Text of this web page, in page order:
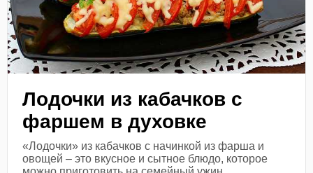
Лодочки из кабачков с
фаршем в духовке
«Лодочки» из кабачков с начинкой из фарша и
овощей – это вкусное и сытное блюдо, которое